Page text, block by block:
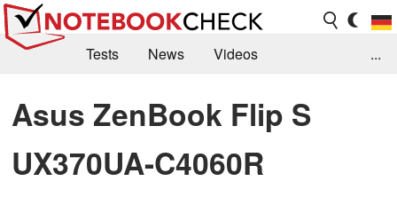
Tests News
Videos
Kaufberatung
Deals Suche
Jobs
Forum
...
Asus ZenBook Flip S
UX370UA-C4060R